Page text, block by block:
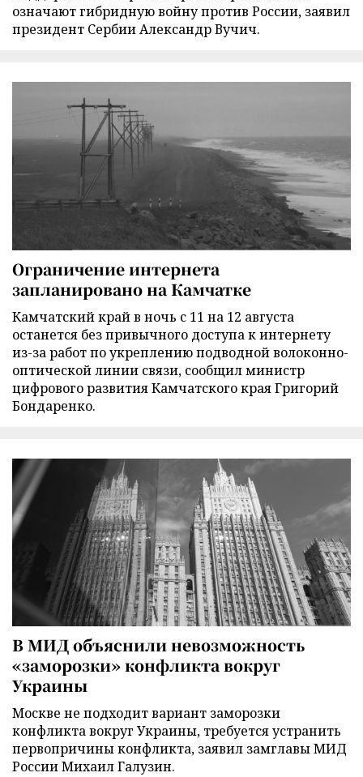
означают гибридную войну против России, заявил
президент Сербии Александр Вучич.
Ограничение интернета
запланировано на Камчатке
Камчатский край в ночь с 11 на 12 августа
останется без привычного доступа к интернету
из-за работ по укреплению подводной волоконно-
оптической линии связи, сообщил министр
цифрового развития Камчатского края Григорий
Бондаренко.
В МИД объяснили невозможность
«заморозки» конфликта вокруг
Украины
Москве не подходит вариант заморозки
конфликта вокруг Украины, требуется устранить
первопричины конфликта, заявил замглавы МИД
России Михаил Галузин.